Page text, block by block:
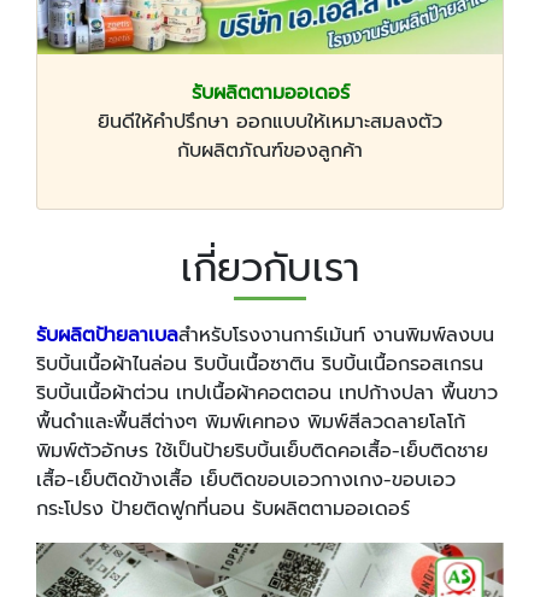
รับผลิตตามออเดอร์
ยินดีให้คำปรึกษา ออกแบบให้เหมาะสมลงตัว
กับผลิตภัณฑ์ของลูกค้า
เกี่ยวกับเรา
รับผลิตป้ายลาเบลสำหรับโรงงานการ์เม้นท์ งานพิมพ์ลงบน
ริบบิ้นเนื้อผ้าไนล่อน ริบบิ้นเนื้อซาติน ริบบิ้นเนื้อกรอสเกรน
ริบบิ้นเนื้อผ้าต่วน เทปเนื้อผ้าคอตตอน เทปก้างปลา พื้นขาว
พื้นดำและพื้นสีต่างๆ พิมพ์เคทอง พิมพ์สีลวดลายโลโก้
พิมพ์ตัวอักษร ใช้เป็นป้ายริบบิ้นเย็บติดคอเสื้อ-เย็บติดชาย
เสื้อ-เย็บติดข้างเสื้อ เย็บติดขอบเอวกางเกง-ขอบเอว
กระโปรง ป้ายติดฟูกที่นอน รับผลิตตามออเดอร์